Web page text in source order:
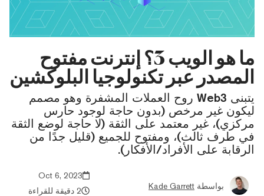
ما هو الويب 3؟ إنترنت مفتوح
المصدر عبر تكنولوجيا البلوكشين
يتبنى Web3 روح العملات المشفرة وهو مصمم
ليكون غير مرخص (بدون حاجة لوجود حارس
مركزي)، غير معتمد على الثقة (لا حاجة لوضع الثقة
في طرف ثالث)، ومفتوح للجميع (قليل جدًا من
الرقابة على الأفراد/الأفكار).
بواسطة Kade Garrett
Oct 6, 2023
2 دقيقة للقراءة